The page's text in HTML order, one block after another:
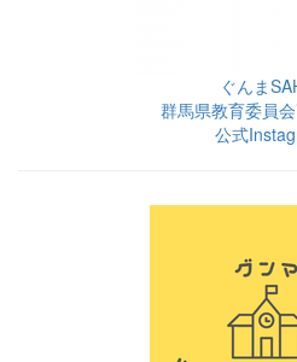
ぐんま
群馬県教育委員
公式